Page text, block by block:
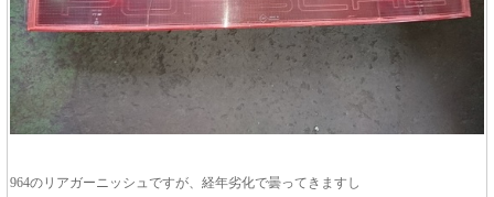
964のリアガーニッシュですが、経年劣化で曇ってきますし